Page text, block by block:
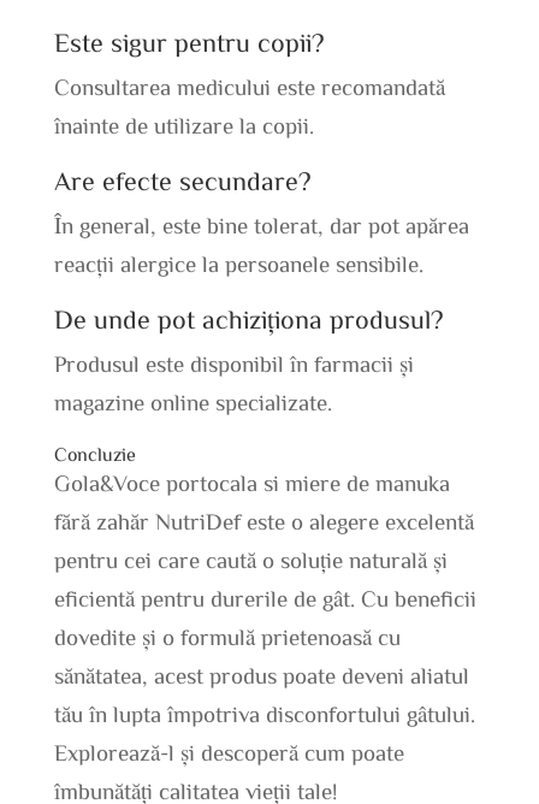
Este sigur pentru copii?
Consultarea medicului este recomandată
înainte de utilizare la copii.
Are efecte secundare?
În general, este bine tolerat, dar pot apărea
reacții alergice la persoanele sensibile.
De unde pot achiziționa produsul?
Produsul este disponibil în farmacii și
magazine online specializate.
Concluzie
Gola&Voce portocala si miere de manuka
fără zahăr NutriDef este o alegere excelentă
pentru cei care caută o soluție naturală și
eficientă pentru durerile de gât. Cu beneficii
dovedite și o formulă prietenoasă cu
sănătatea, acest produs poate deveni aliatul
tău în lupta împotriva disconfortului gâtului.
Explorează-l și descoperă cum poate
îmbunătăți calitatea vieții tale!